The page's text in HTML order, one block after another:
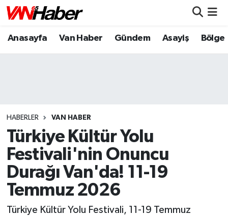
Anasayfa Van Haber Gündem Asayiş Bölge
HABERLER VAN HABER
Türkiye Kültür Yolu
Festivali'nin Onuncu
Durağı Van'da! 11-19
Temmuz 2026
Türkiye Kültür Yolu Festivali, 11-19 Temmuz
Nöbetçi Eczaneler
Puan Durumu ve Fikstür
Tüm Manşetler
Son Dakika Haberleri
Haber Arşivi